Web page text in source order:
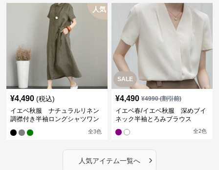
人気
¥4,490 (税込)
イエベ秋服 ナチュラルリネン
調襟付き半袖ロングシャツワン
全3色
SALE
¥4,490 ¥4990(割引前)
イエベ春/イエベ秋服 深めブイ
ネック半袖とろみブラウス
全2色
人気アイテム一覧へ ›